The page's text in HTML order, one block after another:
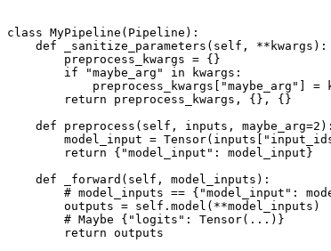
class MyPipeline ( Pipeline ):
def
_sanitize_parameters ( self, **kwargs ):
        preprocess_kwargs = {}
if
"maybe_arg" in kwargs:
            preprocess_kwargs[
"maybe_arg" ] =
return preprocess_kwargs, {}, {}
def
preprocess ( self, inputs, maybe_arg=2 ):
        model_input = Tensor(inputs[
return { "model_input" : model_input}
def
_forward ( self, model_inputs ):
# model_inputs == {"model_input":
        outputs = self.model(**model_inputs)
# Maybe {"logits": Tensor(...)}
return outputs